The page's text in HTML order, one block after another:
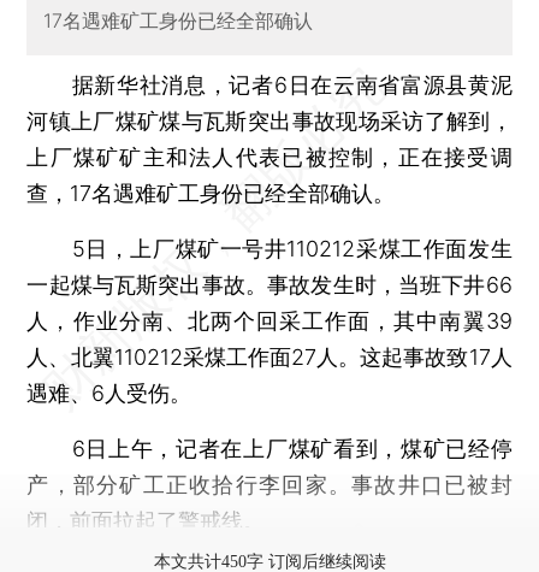
17名遇难矿工身份已经全部确认
据新华社消息，记者6日在云南省富源县黄泥
河镇上厂煤矿煤与瓦斯突出事故现场采访了解到，
上厂煤矿矿主和法人代表已被控制，正在接受调
查，17名遇难矿工身份已经全部确认。
5日，上厂煤矿一号井110212采煤工作面发生
一起煤与瓦斯突出事故。事故发生时，当班下井66
人，作业分南、北两个回采工作面，其中南翼39
人、北翼110212采煤工作面27人。这起事故致17人
遇难、6人受伤。
6日上午，记者在上厂煤矿看到，煤矿已经停
产，部分矿工正收拾行李回家。事故井口已被封
闭，前面拉起了警戒线。
本文共计450字 订阅后继续阅读